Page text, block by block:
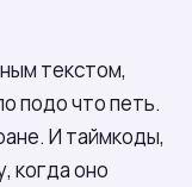
текстом,
подо что петь.
И таймкоды,
когда оно